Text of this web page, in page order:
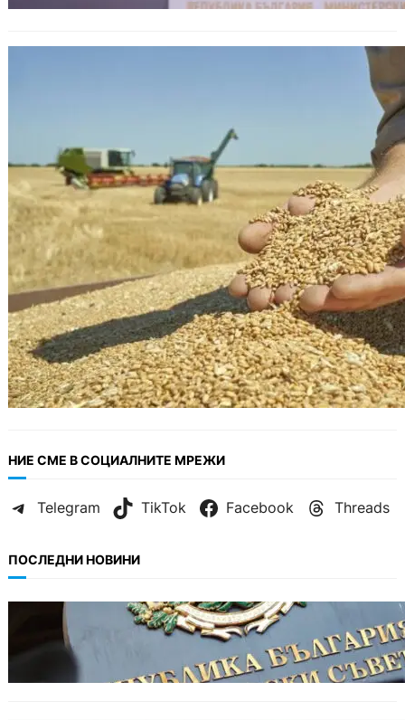
НИЕ СМЕ В СОЦИАЛНИТЕ МРЕЖИ
Telegram TikTok Facebook Threads
ПОСЛЕДНИ НОВИНИ
БЪЛГАРИЯ
Кабинетът прие нов статут за професиите в
спортната подготовка